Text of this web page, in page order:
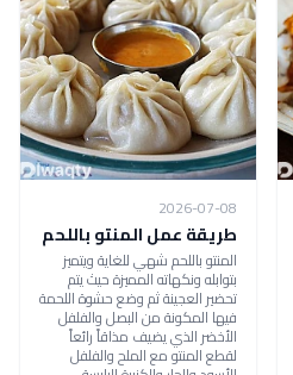
2026-07-08
طريقة عمل المنتو باللحم
المنتو باللحم شهي للغاية ويتميز
بتوابله ونكهاته المميزة حيث يتم
تحضير العجينة ثم وضع حشوة اللحمة
فيها المكونة من البصل والفلفل
الأخضر الذي يضيف مذاقاً رائعاً
لقطع المنتو مع الملح والفلفل